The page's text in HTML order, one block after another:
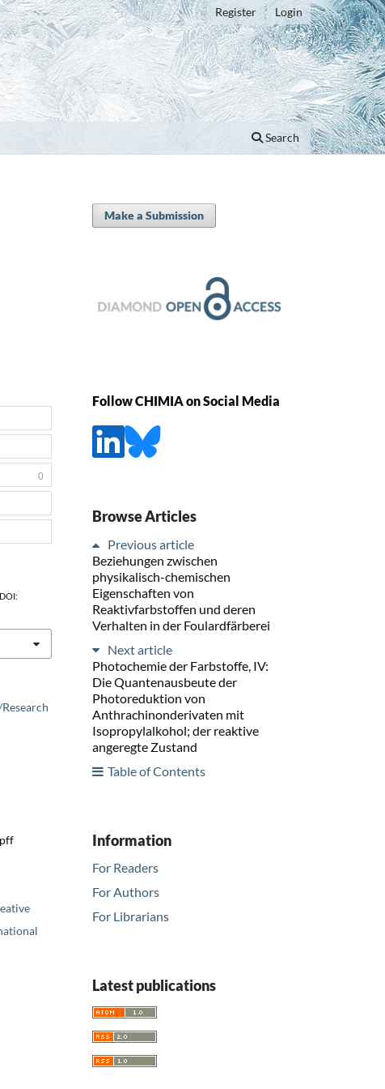
Search
Register Login
0
Make a Submission
Follow CHIMIA on Social Media
Browse Articles
Previous article
Beziehungen zwischen
physikalisch-chemischen
Eigenschaften von
Reaktivfarbstoffen und deren
Verhalten in der Foulardfärberei
Next article
Photochemie der Farbstoffe, IV:
Die Quantenausbeute der
Photoreduktion von
Anthrachinonderivaten mit
Isopropylalkohol; der reaktive
angeregte Zustand
Table of Contents
Information
For Readers
For Authors
For Librarians
Latest publications